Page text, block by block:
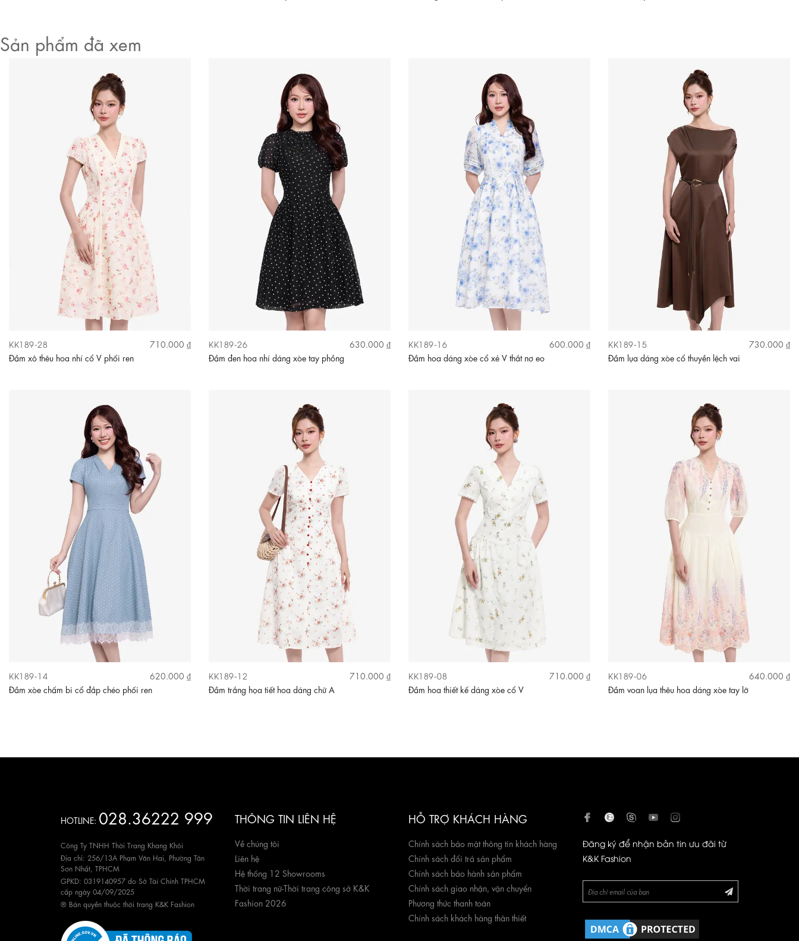
Sản phẩm đã xem
KK189-28
710.000 ₫
Đầm xô thêu hoa nhí cổ V phối ren
KK189-26
630.000 ₫
Đầm đen hoa nhí dáng xòe tay phồng
KK189-16
600.000 ₫
Đầm hoa dáng xòe cổ xẻ V thắt nơ eo
KK189-15
730.000 ₫
Đầm lụa dáng xòe cổ thuyền lệch vai
KK189-14
620.000 ₫
Đầm xòe chấm bi cổ đắp chéo phối ren
KK189-12
710.000 ₫
Đầm trắng họa tiết hoa dáng chữ A
KK189-08
710.000 ₫
Đầm hoa thiết kế dáng xòe cổ V
KK189-06
640.000 ₫
Đầm voan lụa thêu hoa dáng xòe tay lỡ
HOTLINE: 028.36222 999
Công Ty TNHH Thời Trang Khang Khôi
Địa chỉ: 256/13A Phạm Văn Hai, Phường Tân
Sơn Nhất, TPHCM
GPKD: 0319140957 do Sở Tài Chính TPHCM
cấp ngày 04/09/2025
® Bản quyền thuộc thời trang K&K Fashion
THÔNG TIN LIÊN HỆ
Về chúng tôi
Liên hệ
Hệ thống 12 Showrooms
Thời trang nữ-Thời trang công sở K&K
Fashion 2026
HỖ TRỢ KHÁCH HÀNG
Chính sách bảo mật thông tin khách hàng
Chính sách đổi trả sản phẩm
Chính sách bảo hành sản phẩm
Chính sách giao nhận, vận chuyển
Phương thức thanh toán
Chính sách khách hàng thân thiết
Đăng ký để nhận bản tin ưu đãi từ
K&K Fashion